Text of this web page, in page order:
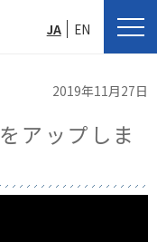
JA EN
2019年11月27日
アップしま